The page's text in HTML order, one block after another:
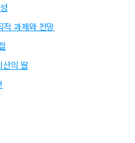
적 과제와 전망
산의 딸